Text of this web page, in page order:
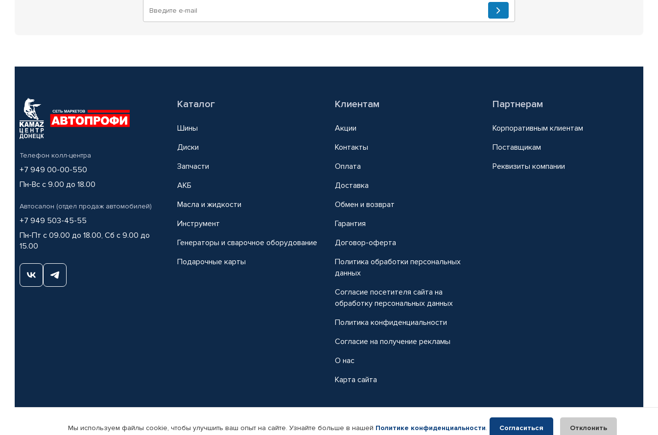
Телефон колл-центра
+7 949 00-00-550
Пн-Вс с 9.00 до 18.00
Автосалон (отдел продаж автомобилей)
+7 949 503-45-55
Пн-Пт с 09.00 до 18.00, Сб с 9.00 до
15.00
Каталог
Шины
Диски
Запчасти
АКБ
Масла и жидкости
Инструмент
Генераторы и сварочное оборудование
Подарочные карты
Клиентам
Акции
Контакты
Оплата
Доставка
Обмен и возврат
Гарантия
Договор-оферта
Политика обработки персональных
данных
Согласие посетителя сайта на
обработку персональных данных
Политика конфиденциальности
Согласие на получение рекламы
О нас
Карта сайта
Партнерам
Корпоративным клиентам
Поставщикам
Реквизиты компании
© КАМАЗ ЦЕНТР ДОНЕЦК, 2015-2026. Все права защищены. Интернет-магазин автомобильных товаров Автопрофи.
Мы используем файлы cookie, чтобы улучшить ваш опыт на сайте. Узнайте больше в нашей Политике конфиденциальности. Согласиться Отклонить